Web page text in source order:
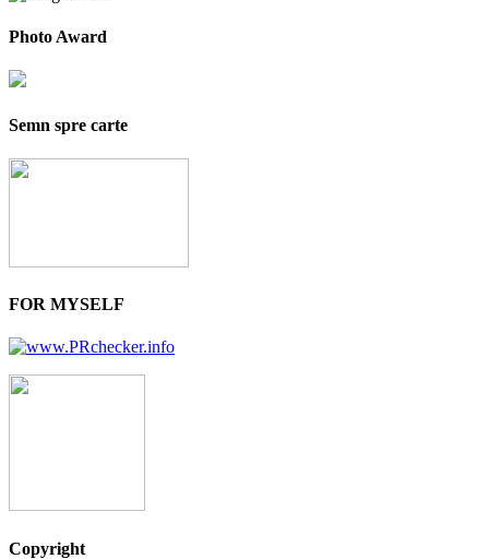
Photo Award
Semn spre carte
FOR MYSELF
Copyright